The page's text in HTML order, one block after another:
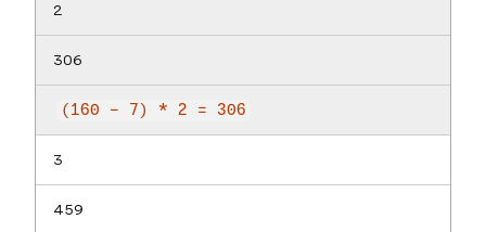
2
306
(160 - 7) * 2 = 306
3
459